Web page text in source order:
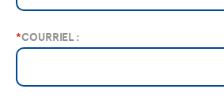
*COURRIEL :